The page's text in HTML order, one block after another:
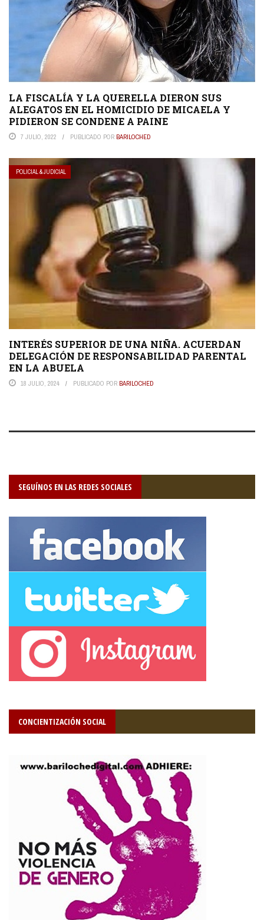
LA FISCALÍA Y LA QUERELLA DIERON SUS
ALEGATOS EN EL HOMICIDIO DE MICAELA Y
PIDIERON SE CONDENE A PAINE
7 JULIO, 2022 PUBLICADO POR BARILOCHED
POLICIAL & JUDICIAL
INTERÉS SUPERIOR DE UNA NIÑA. ACUERDAN
DELEGACIÓN DE RESPONSABILIDAD PARENTAL
EN LA ABUELA
18 JULIO, 2024 PUBLICADO POR BARILOCHED
SEGUÍNOS EN LAS REDES SOCIALES
CONCIENTIZACIÓN SOCIAL